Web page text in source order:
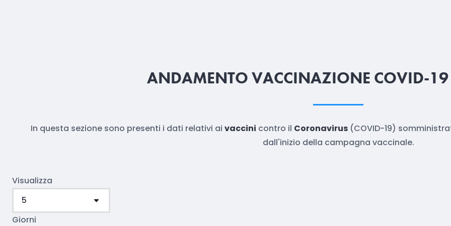
ANDAMENTO VACCINAZIONE COVID-
In questa sezione sono presenti i dati relativi ai vaccini contro il Coronavirus (COVID-19)
dall'inizio della campagna vaccinale.
Visualizza
Giorni